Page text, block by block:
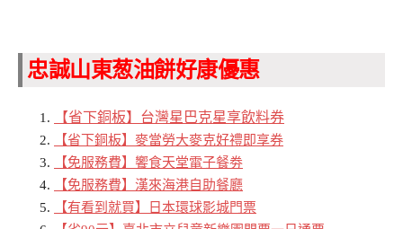
忠誠山東葱油餅好康優惠
【省下銅板】台灣星巴克星享飲料券
【省下銅板】麥當勞大麥克好禮即享券
【免服務費】饗食天堂電子餐劵
【免服務費】漢來海港自助餐廳
【有看到就買】日本環球影城門票